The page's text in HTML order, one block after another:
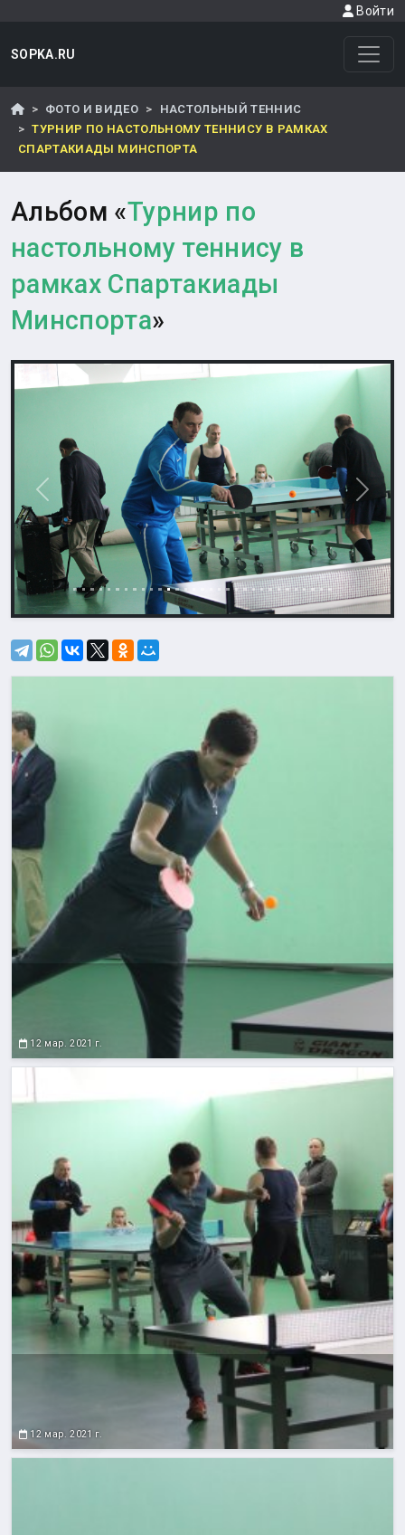
Войти
SOPKA.RU
ФОТО И ВИДЕО
НАСТОЛЬНЫЙ ТЕННИС
ТУРНИР ПО НАСТОЛЬНОМУ ТЕННИСУ В РАМКАХ
СПАРТАКИАДЫ МИНСПОРТА
Альбом «Турнир по
настольному теннису в
рамках Спартакиады
Минспорта»
Назад
12 мар. 2021 г.
12 мар. 2021 г.